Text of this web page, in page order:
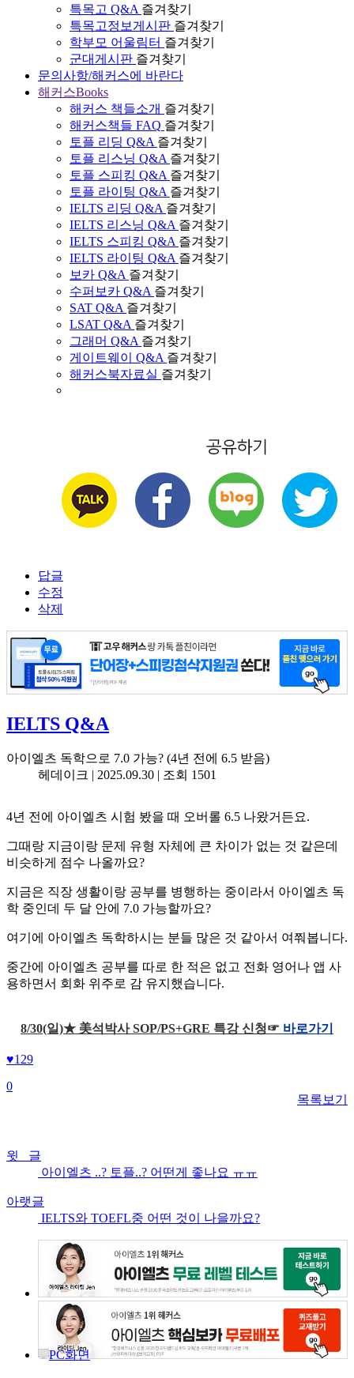
특목고 Q&A 즐겨찾기
특목고정보게시판 즐겨찾기
학부모 어울림터 즐겨찾기
군대게시판 즐겨찾기
문의사항/해커스에 바란다
해커스Books
해커스 책들소개 즐겨찾기
해커스책들 FAQ 즐겨찾기
토플 리딩 Q&A 즐겨찾기
토플 리스닝 Q&A 즐겨찾기
토플 스피킹 Q&A 즐겨찾기
토플 라이팅 Q&A 즐겨찾기
IELTS 리딩 Q&A 즐겨찾기
IELTS 리스닝 Q&A 즐겨찾기
IELTS 스피킹 Q&A 즐겨찾기
IELTS 라이팅 Q&A 즐겨찾기
보카 Q&A 즐겨찾기
수퍼보카 Q&A 즐겨찾기
SAT Q&A 즐겨찾기
LSAT Q&A 즐겨찾기
그래머 Q&A 즐겨찾기
게이트웨이 Q&A 즐겨찾기
해커스북자료실 즐겨찾기
답글
수정
삭제
IELTS Q&A
아이엘츠 독학으로 7.0 가능? (4년 전에 6.5 받음)
헤데이크 | 2025.09.30 | 조회 1501
4년 전에 아이엘츠 시험 봤을 때 오버롤 6.5 나왔거든요.
그때랑 지금이랑 문제 유형 자체에 큰 차이가 없는 것 같은데
비슷하게 점수 나올까요?
지금은 직장 생활이랑 공부를 병행하는 중이라서 아이엘츠 독
학 중인데 두 달 안에 7.0 가능할까요?
여기에 아이엘츠 독학하시는 분들 많은 것 같아서 여쭤봅니다.
중간에 아이엘츠 공부를 따로 한 적은 없고 전화 영어나 앱 사
용하면서 회화 위주로 감 유지했습니다.
8/30(일)★ 美석박사 SOP/PS+GRE 특강 신청☞ 바로가기
♥129
목록보기
0
윗 글
아이엘츠 ..? 토플..? 어떤게 좋나요 ㅠㅠ
아랫글
IELTS와 TOEFL중 어떤 것이 나을까요?
PC화면